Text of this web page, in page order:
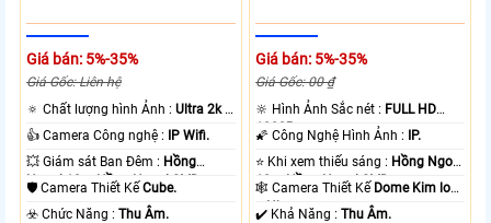
Giá bán: 5%-35%
Giá Gốc: Liên hệ
🔅 Chất lượng hình Ảnh :Ultra 2k +
.
👍 Camera Công nghệ : IP Wifi.
💥 Giám sát Ban Đêm : Hồng
Ngoại 10m Hồng Ngoại SMD.
🛡 Camera Thiết KếCube.
️☣️ Chức Năng :Thu Âm.
Giá bán: 5%-35%
Giá Gốc: 00 ₫
🔆 Hình Ảnh Sắc nét : FULL HD
1080P .
🌠 Công Nghệ Hình Ảnh : IP.
⭐ Khi xem thiếu sáng : Hồng Ngoại
10m Hồng Ngoại SMD.
🕸️ Camera Thiết Kế Dome Kim loại
+ Nhựa.
️✔️ Khả Năng :Thu Âm.